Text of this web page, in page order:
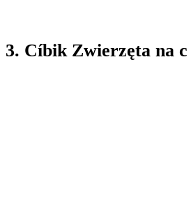
3. Cíbik Zwierzęta na c